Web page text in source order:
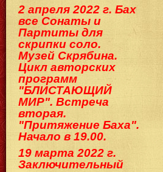
2 апреля 2022 г. Бах
все Сонаты и
Партиты для
скрипки соло.
Музей Скрябина.
Цикл авторских
программ
"БЛИСТАЮЩИЙ
МИР". Встреча
вторая.
"Притяжение Баха".
Начало в 19.00.
19 марта 2022 г.
Заключительный